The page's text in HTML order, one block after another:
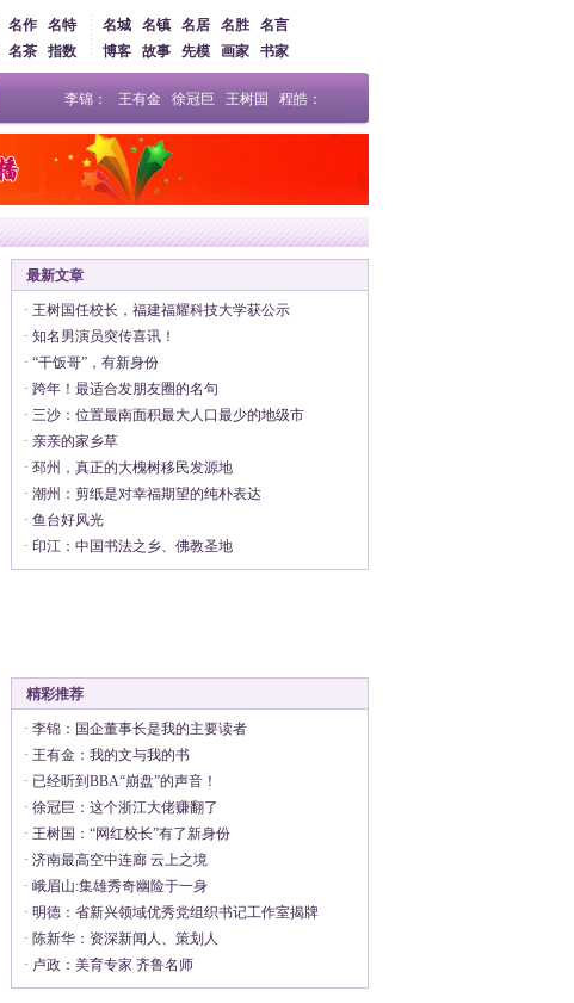
名作
名特
名茶 指数
名城 名镇 名居 名胜
名言
博客
故事 先模 画家 书家
李锦： 王有金 徐冠巨 王树国 程皓：
最新文章
· 王树国任校长，福建福耀科技大学获公示
· 知名男演员突传喜讯！
· “干饭哥”，有新身份
· 跨年！最适合发朋友圈的名句
· 三沙：位置最南面积最大人口最少的地级市
· 亲亲的家乡草
· 邳州，真正的大槐树移民发源地
· 潮州：剪纸是对幸福期望的纯朴表达
· 鱼台好风光
· 印江：中国书法之乡、佛教圣地
精彩推荐
· 李锦：国企董事长是我的主要读者
· 王有金：我的文与我的书
· 已经听到BBA“崩盘”的声音！
· 徐冠巨：这个浙江大佬赚翻了
· 王树国：“网红校长”有了新身份
· 济南最高空中连廊 云上之境
· 峨眉山:集雄秀奇幽险于一身
· 明德：省新兴领域优秀党组织书记工作室揭牌
· 陈新华：资深新闻人、策划人
· 卢政：美育专家 齐鲁名师